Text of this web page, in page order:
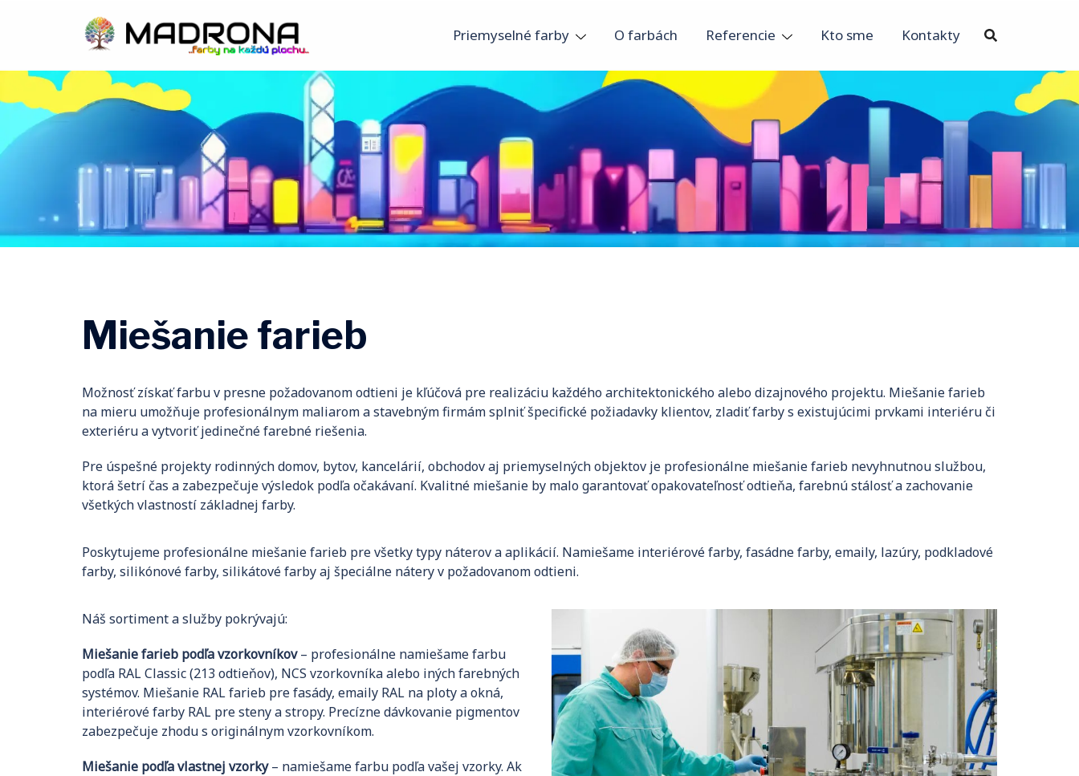
Priemyselné farby O farbách Referencie Kto sme Kontakty
Miešanie farieb
Možnosť získať farbu v presne požadovanom odtieni je kľúčová pre realizáciu každého architektonického alebo dizajnového projektu. Miešanie farieb
na mieru umožňuje profesionálnym maliarom a stavebným firmám splniť špecifické požiadavky klientov, zladiť farby s existujúcimi prvkami interiéru či
exteriéru a vytvoriť jedinečné farebné riešenia.
Pre úspešné projekty rodinných domov, bytov, kancelárií, obchodov aj priemyselných objektov je profesionálne miešanie farieb nevyhnutnou službou,
ktorá šetrí čas a zabezpečuje výsledok podľa očakávaní. Kvalitné miešanie by malo garantovať opakovateľnosť odtieňa, farebnú stálosť a zachovanie
všetkých vlastností základnej farby.
Poskytujeme profesionálne miešanie farieb pre všetky typy náterov a aplikácií. Namiešame interiérové farby, fasádne farby, emaily, lazúry, podkladové
farby, silikónové farby, silikátové farby aj špeciálne nátery v požadovanom odtieni.
Náš sortiment a služby pokrývajú:
Miešanie farieb podľa vzorkovníkov– profesionálne namiešame farbu
podľa RAL Classic (213 odtieňov), NCS vzorkovníka alebo iných farebných
systémov. Miešanie RAL farieb pre fasády, emaily RAL na ploty a okná,
interiérové farby RAL pre steny a stropy. Precízne dávkovanie pigmentov
zabezpečuje zhodu s originálnym vzorkovníkom.
Miešanie podľa vlastnej vzorky– namiešame farbu podľa vašej vzorky. Ak